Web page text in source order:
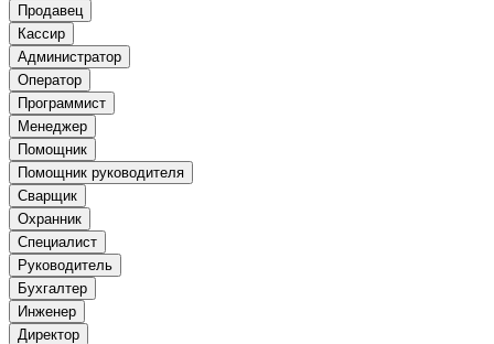
Продавец
Кассир
Администратор
Оператор
Программист
Менеджер
Помощник
Помощник руководителя
Сварщик
Охранник
Специалист
Руководитель
Бухгалтер
Инженер
Директор